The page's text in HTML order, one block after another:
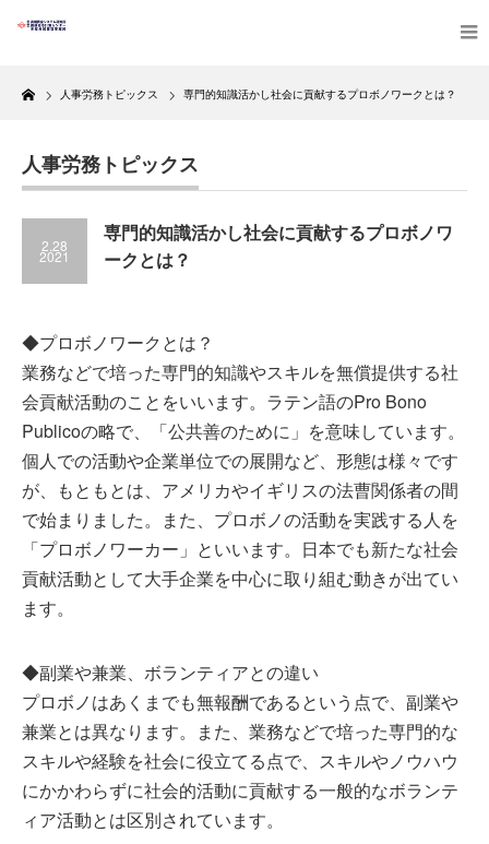
Home
人事労務トピックス 専門的知識活かし社会に貢献するプロボノワークとは？
人事労務トピックス
2.28
2021
専門的知識活かし社会に貢献するプロボノワ
ークとは？
◆プロボノワークとは？
業務などで培った専門的知識やスキルを無償提供する社
会貢献活動のことをいいます。ラテン語のPro Bono
Publicoの略で、「公共善のために」を意味しています。
個人での活動や企業単位での展開など、形態は様々です
が、もともとは、アメリカやイギリスの法曹関係者の間
で始まりました。また、プロボノの活動を実践する人を
「プロボノワーカー」といいます。日本でも新たな社会
貢献活動として大手企業を中心に取り組む動きが出てい
ます。
◆副業や兼業、ボランティアとの違い
プロボノはあくまでも無報酬であるという点で、副業や
兼業とは異なります。また、業務などで培った専門的な
スキルや経験を社会に役立てる点で、スキルやノウハウ
にかかわらずに社会的活動に貢献する一般的なボランテ
ィア活動とは区別されています。